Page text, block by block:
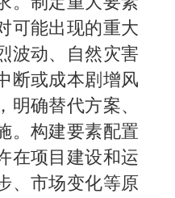
可能出现的重大
波动、自然灾害
断或成本剧增风
明确替代方案、
。构建要素配置
在项目建设和运
、市场变化等原